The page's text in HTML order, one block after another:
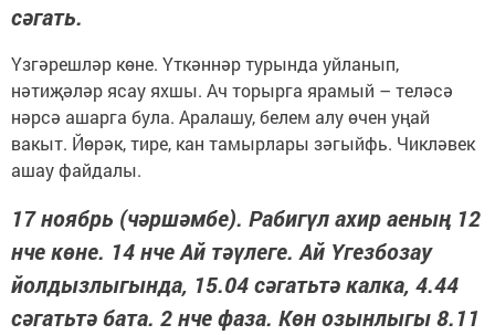
сәгать.
Үзгәрешләр көне. Үткәннәр турында уйланып,
нәтиҗәләр ясау яхшы. Ач торырга ярамый – теләсә
нәрсә ашарга була. Аралашу, белем алу өчен уңай
вакыт. Йөрәк, тире, кан тамырлары зәгыйфь. Чикләвек
ашау файдалы.
17 ноябрь (чәршәмбе). Рабигүл ахир аеның 12
нче көне. 14 нче Ай тәүлеге. Ай Үгезбозау
йолдызлыгында, 15.04 сәгатьтә калка, 4.44
сәгатьтә бата. 2 нче фаза. Көн озынлыгы 8.11